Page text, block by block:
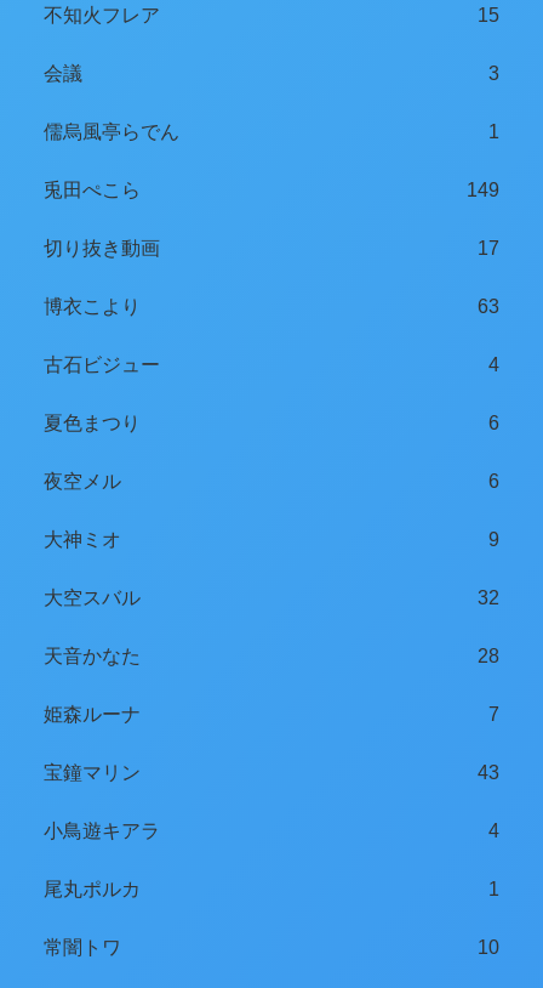
不知火フレア 15
会議 3
儒烏風亭らでん 1
兎田ぺこら 149
切り抜き動画 17
博衣こより 63
古石ビジュー 4
夏色まつり 6
夜空メル 6
大神ミオ 9
大空スバル 32
天音かなた 28
姫森ルーナ 7
宝鐘マリン 43
小鳥遊キアラ 4
尾丸ポルカ 1
常闇トワ 10